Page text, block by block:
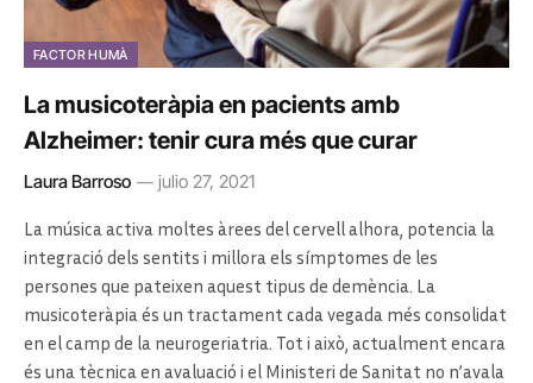
FACTOR HUMÀ
La musicoteràpia en pacients amb
Alzheimer: tenir cura més que curar
Laura Barroso julio 27, 2021
La música activa moltes àrees del cervell alhora, potencia la
integració dels sentits i millora els símptomes de les
persones que pateixen aquest tipus de demència. La
musicoteràpia és un tractament cada vegada més consolidat
en el camp de la neurogeriatria. Tot i això, actualment encara
és una tècnica en avaluació i el Ministeri de Sanitat no n’avala